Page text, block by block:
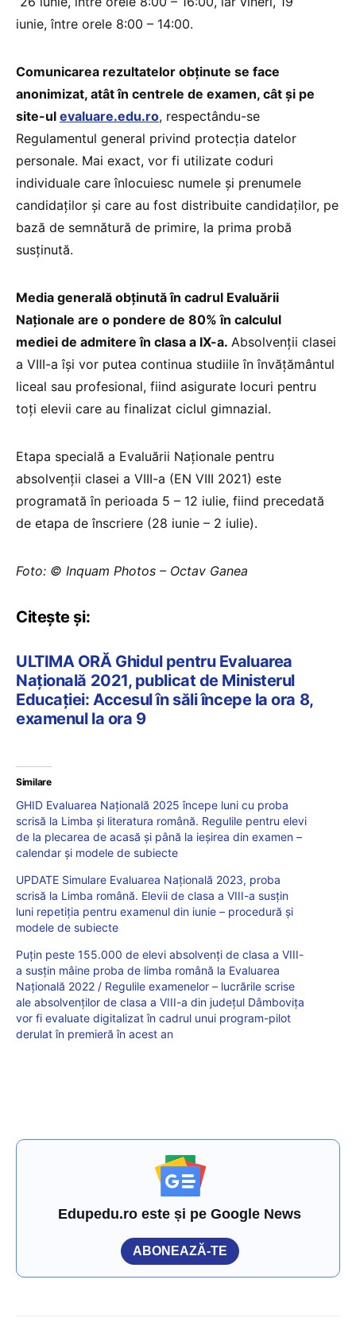
iunie, între orele 8:00 – 14:00.
Comunicarea rezultatelor obținute se face
anonimizat, atât în centrele de examen, cât și pe
site-ul evaluare.edu.ro, respectându-se
Regulamentul general privind protecția datelor
personale. Mai exact, vor fi utilizate coduri
individuale care înlocuiesc numele și prenumele
candidaților și care au fost distribuite candidaților, pe
bază de semnătură de primire, la prima probă
susținută.
Media generală obținută în cadrul Evaluării
Naționale are o pondere de 80% în calculul
mediei de admitere în clasa a IX-a. Absolvenții clasei
a VIII-a își vor putea continua studiile în învățământul
liceal sau profesional, fiind asigurate locuri pentru
toți elevii care au finalizat ciclul gimnazial.
Etapa specială a Evaluării Naționale pentru
absolvenții clasei a VIII-a (EN VIII 2021) este
programată în perioada 5 – 12 iulie, fiind precedată
de etapa de înscriere (28 iunie – 2 iulie).
Foto: © Inquam Photos – Octav Ganea
Citește și:
ULTIMA ORĂ Ghidul pentru Evaluarea
Națională 2021, publicat de Ministerul
Educației: Accesul în săli începe la ora 8,
examenul la ora 9
Similare
GHID Evaluarea Națională 2025 începe luni cu proba
scrisă la Limba și literatura română. Regulile pentru elevi
de la plecarea de acasă și până la ieșirea din examen –
calendar și modele de subiecte
UPDATE Simulare Evaluarea Națională 2023, proba
scrisă la Limba română. Elevii de clasa a VIII-a susțin
luni repetiția pentru examenul din iunie – procedură și
modele de subiecte
Puțin peste 155.000 de elevi absolvenți de clasa a VIII-
a susțin mâine proba de limba română la Evaluarea
Națională 2022 / Regulile examenelor – lucrările scrise
ale absolvenților de clasa a VIII-a din județul Dâmbovița
vor fi evaluate digitalizat în cadrul unui program-pilot
derulat în premieră în acest an
Edupedu.ro este și pe Google News
ABONEAZĂ-TE